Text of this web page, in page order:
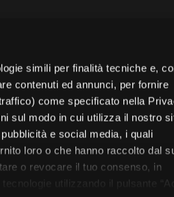
simili per finalità tecniche e,
contenuti ed annunci, per fornire
come specificato nella
sul modo in cui utilizza il nostro
e social media, i quali
loro o che hanno raccolto dal
o revocare il tuo consenso, in
utilizzando il pulsante